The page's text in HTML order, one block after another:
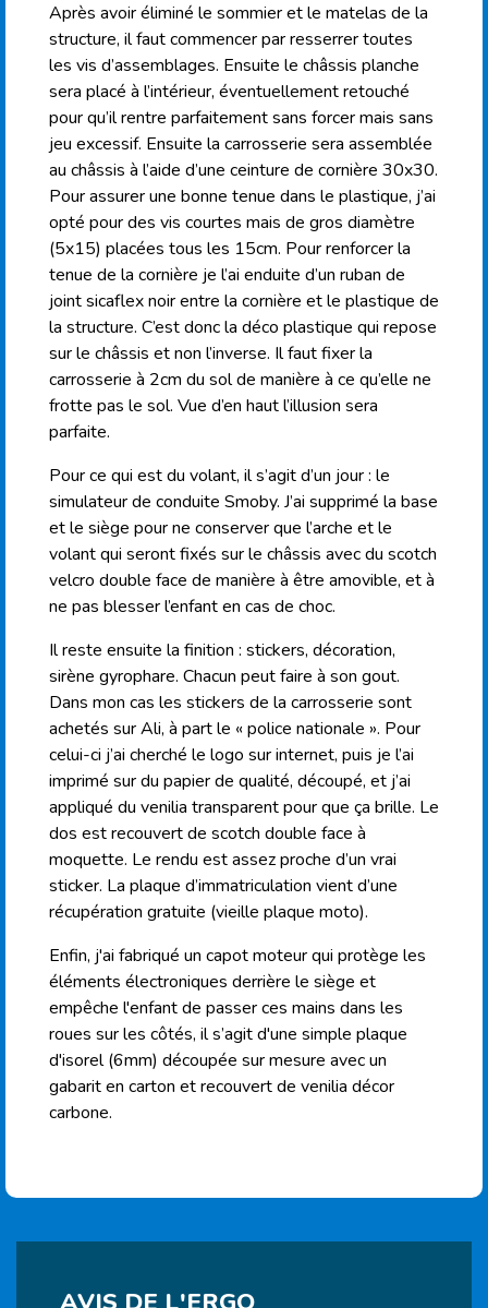
Après avoir éliminé le sommier et le matelas de la
structure, il faut commencer par resserrer toutes
les vis d’assemblages. Ensuite le châssis planche
sera placé à l’intérieur, éventuellement retouché
pour qu’il rentre parfaitement sans forcer mais sans
jeu excessif. Ensuite la carrosserie sera assemblée
au châssis à l’aide d’une ceinture de cornière 30x30.
Pour assurer une bonne tenue dans le plastique, j’ai
opté pour des vis courtes mais de gros diamètre
(5x15) placées tous les 15cm. Pour renforcer la
tenue de la cornière je l’ai enduite d’un ruban de
joint sicaflex noir entre la cornière et le plastique de
la structure. C’est donc la déco plastique qui repose
sur le châssis et non l’inverse. Il faut fixer la
carrosserie à 2cm du sol de manière à ce qu’elle ne
frotte pas le sol. Vue d’en haut l’illusion sera
parfaite.
Pour ce qui est du volant, il s’agit d’un jour : le
simulateur de conduite Smoby. J’ai supprimé la base
et le siège pour ne conserver que l’arche et le
volant qui seront fixés sur le châssis avec du scotch
velcro double face de manière à être amovible, et à
ne pas blesser l’enfant en cas de choc.
Il reste ensuite la finition : stickers, décoration,
sirène gyrophare. Chacun peut faire à son gout.
Dans mon cas les stickers de la carrosserie sont
achetés sur Ali, à part le « police nationale ». Pour
celui-ci j’ai cherché le logo sur internet, puis je l’ai
imprimé sur du papier de qualité, découpé, et j’ai
appliqué du venilia transparent pour que ça brille. Le
dos est recouvert de scotch double face à
moquette. Le rendu est assez proche d’un vrai
sticker. La plaque d’immatriculation vient d’une
récupération gratuite (vieille plaque moto).
Enfin, j'ai fabriqué un capot moteur qui protège les
éléments électroniques derrière le siège et
empêche l'enfant de passer ces mains dans les
roues sur les côtés, il s’agit d'une simple plaque
d'isorel (6mm) découpée sur mesure avec un
gabarit en carton et recouvert de venilia décor
carbone.